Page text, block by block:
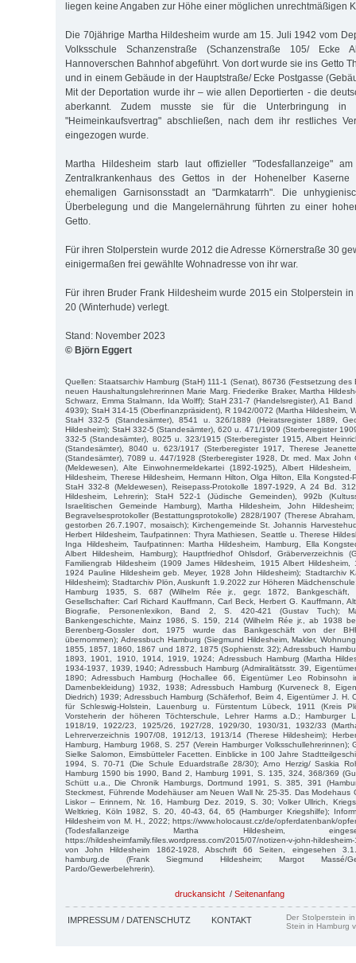
liegen keine Angaben zur Höhe einer möglichen unrechtmäßigen
Die 70jährige Martha Hildesheim wurde am 15. Juli 1942 vom
Volksschule Schanzenstraße (Schanzenstraße 105/ Ecke
Hannoverschen Bahnhof abgeführt. Von dort wurde sie ins Getto
und in einem Gebäude in der Hauptstraße/ Ecke Postgasse
Mit der Deportation wurde ihr – wie allen Deportierten - die
aberkannt. Zudem musste sie für die Unterbringung in
"Heimeinkaufsvertrag" abschließen, nach dem ihr restliches
eingezogen wurde.
Martha Hildesheim starb laut offizieller "Todesfallanzeige"
Zentralkrankenhaus des Gettos in der Hohenelber
ehemaligen Garnisonsstadt an "Darmkatarrh". Die
Überbelegung und die Mangelernährung führten zu einer
Getto.
Für ihren Stolperstein wurde 2012 die Adresse Körnerstraße 30
einigermaßen frei gewählte Wohnadresse von ihr war.
Für ihren Bruder Frank Hildesheim wurde 2015 ein Stolperstein
20 (Winterhude) verlegt.
Stand: November 2023
© Björn Eggert
Quellen: Staatsarchiv Hamburg (StaH) 111-1 (Senat), 86736 (Festsetzung des
neuen Haushaltungslehrerinnen Marie Marg. Friederike Braker, Martha
Schwarz, Emma Stalmann, Ida Wolff); StaH 231-7 (Handelsregister), A1 Band
4939); StaH 314-15 (Oberfinanzpräsident), R 1942/0072 (Martha Hildesheim,
StaH 332-5 (Standesämter), 8541 u. 326/1889 (Heiratsregister 1889,
Hildesheim); StaH 332-5 (Standesämter), 620 u. 471/1909 (Sterberegister
332-5 (Standesämter), 8025 u. 323/1915 (Sterberegister 1915, Albert
(Standesämter), 8040 u. 623/1917 (Sterberegister 1917, Therese
(Standesämter), 7089 u. 447/1928 (Sterberegister 1928, Dr. med. Max John
(Meldewesen), Alte Einwohnermeldekartei (1892-1925), Albert
Hildesheim, Therese Hildesheim, Hermann Hilton, Olga Hilton, Ella Kongsted-
StaH 332-8 (Meldewesen), Reisepass-Protokolle 1897-1929, A 24 Bd.
Hildesheim, Lehrerin); StaH 522-1 (Jüdische Gemeinden), 992b
Israelitischen Gemeinde Hamburg), Martha Hildesheim, John
Begravelsesprotokoller (Bestattungsprotokolle) 2828/1907 (Therese
gestorben 26.7.1907, mosaisch); Kirchengemeinde St. Johannis
Herbert Hildesheim, Taufpatinnen: Thyra Mathiesen, Seattle u. Therese
Inga Hildesheim, Taufpatinnen: Martha Hildesheim, Hamburg, Ella
Albert Hildesheim, Hamburg); Hauptfriedhof Ohlsdorf, Gräberverzeichnis
Familiengrab Hildesheim (1909 James Hildesheim, 1915 Albert Hildesheim,
1924 Pauline Hildesheim geb. Meyer, 1928 John Hildesheim); Stadtarchiv
Hildesheim); Stadtarchiv Plön, Auskunft 1.9.2022 zur Höheren
Hamburg 1935, S. 687 (Wilhelm Rée jr., gegr. 1872, Bankgeschäft,
Gesellschafter: Carl Richard Kauffmann, Carl Beck, Herbert G. Kauffmann,
Biografie, Personenlexikon, Band 2, S. 420-421 (Gustav Tuch);
Bankengeschichte, Mainz 1986, S. 159, 214 (Wilhelm Rée jr., ab 1938
Berenberg-Gossler dort, 1975 wurde das Bankgeschäft von der
übernommen); Adressbuch Hamburg (Siegmund Hildesheim, Makler,
1855, 1857, 1860, 1867 und 1872, 1875 (Sophienstr. 32); Adressbuch
1893, 1901, 1910, 1914, 1919, 1924; Adressbuch Hamburg (Martha
1934-1937, 1939, 1940; Adressbuch Hamburg (Admiralitätsstr. 39,
1890; Adressbuch Hamburg (Hochallee 66, Eigentümer Leo Robinsohn
Damenbekleidung) 1932, 1938; Adressbuch Hamburg (Kurveneck 8,
Diedrich) 1939; Adressbuch Hamburg (Schäferhof, Beim 4, Eigentümer J. H.
für Schleswig-Holstein, Lauenburg u. Fürstentum Lübeck, 1911 (Kreis
Vorsteherin der höheren Töchterschule, Lehrer Harms a.D.; Hamburger
1918/19, 1922/23, 1925/26, 1927/28, 1929/30, 1930/31, 1932/33
Lehrerverzeichnis 1907/08, 1912/13, 1913/14 (Therese Hildesheim);
Hamburg, Hamburg 1968, S. 257 (Verein Hamburger Volksschullehrerinnen);
Sielke Salomon, Eimsbütteler Facetten. Einblicke in 100 Jahre
1994, S. 70-71 (Die Schule Eduardstraße 28/30); Arno Herzig/ Saskia
Hamburg 1590 bis 1990, Band 2, Hamburg 1991, S. 135, 324, 368/369
Schütt u.a., Die Chronik Hamburgs, Dortmund 1991, S. 385, 391
Steckmest, Führende Modehäuser am Neuen Wall Nr. 25-35. Das Modehaus
Liskor – Erinnern, Nr. 16, Hamburg Dez. 2019, S. 30; Volker Ullrich,
Weltkrieg, Köln 1982, S. 20, 40-43, 64, 65 (Hamburger Kriegshilfe);
Hildesheim von M. H., 2022; https://www.holocaust.cz/de/opferdatenbank/
(Todesfallanzeige Martha Hildesheim,
https://hildesheimfamily.files.wordpress.com/2015/07/notizen-v-john-
von John Hildesheim 1862-1928, Abschrift 66 Seiten, eingesehen
hamburg.de (Frank Siegmund Hildesheim; Margot Massé/
Pardo/Gewerbelehrerin).
druckansicht / Seitenanfang
IMPRESSUM / DATENSCHUTZ KONTAKT
Der Stolperstein
Stein in Hamburg